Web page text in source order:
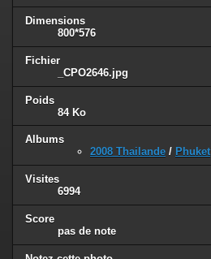
Dimensions
800*576
Fichier
_CPO2646.jpg
Poids
84 Ko
Albums
2008 Thailande / Phuket
Visites
6994
Score
pas de note